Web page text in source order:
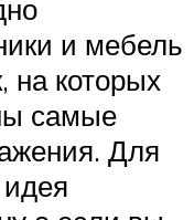
и мебель
на которых
самые
Для